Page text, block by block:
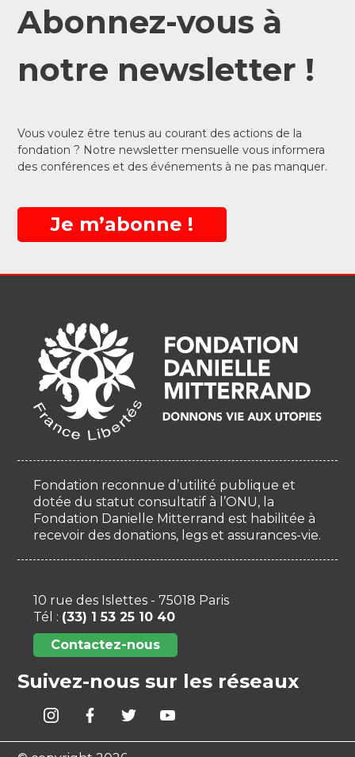
Abonnez-vous à
notre newsletter !
Vous voulez être tenus au courant des actions de la
fondation ? Notre newsletter mensuelle vous informera
des conférences et des événements à ne pas manquer.
Je m’abonne !
Fondation reconnue d’utilité publique et
dotée du statut consultatif à l’ONU, la
Fondation Danielle Mitterrand est habilitée à
recevoir des donations, legs et assurances-vie.
10 rue des Islettes - 75018 Paris
Tél : (33) 1 53 25 10 40
Contactez-nous
Suivez-nous sur les réseaux